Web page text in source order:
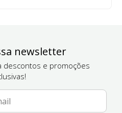
newsletter
descontos e promoções